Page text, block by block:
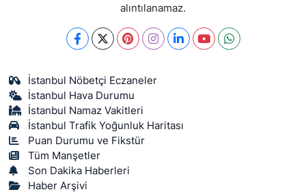
alıntılanamaz.
İstanbul Nöbetçi Eczaneler
İstanbul Hava Durumu
İstanbul Namaz Vakitleri
İstanbul Trafik Yoğunluk Haritası
Puan Durumu ve Fikstür
Tüm Manşetler
Son Dakika Haberleri
Haber Arşivi